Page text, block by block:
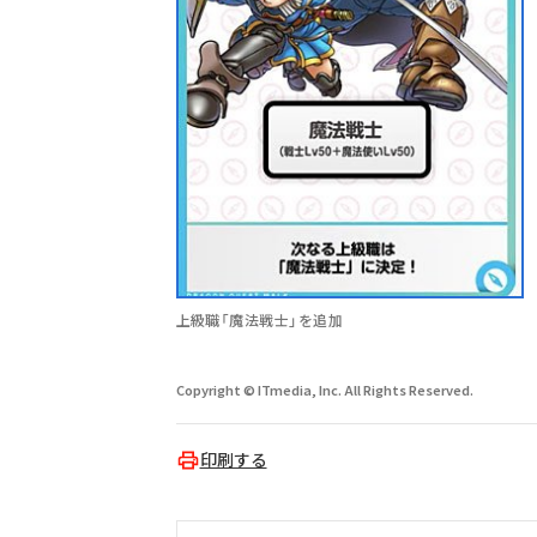
上級職「魔法戦士」を追加
Copyright © ITmedia, Inc. All Rights Reserved.
印刷する